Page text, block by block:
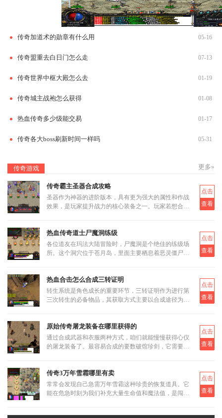
传奇加道术的勋章有什么用 05-16
传奇盟重去白日门怎么走 07-13
传奇世界中枢大殿怎么去 01-19
传奇城主战袍怎么获得 01-08
热血传奇多少级能交易 01-17
传奇各大boss刷新时间一样吗 05-31
传奇游戏 更多»
传奇霸主圣器合成攻略
圣器作为神器的进阶版本，具有更为强大的属性和作战
效果，是玩家提升战力的核心装备之一。玩家若想合成
点击
查看
热血传奇道士尸魔洞练级
各位道友在玛法大陆冒险时，尸魔洞是个绝佳的练级场
所。这个洞穴位于苍月岛，里面主要栖息着恶灵僵尸和
点击
查看
热血合击怎么合成三转证明
转生系统是角色成长的重要环节，三转证明作为进行第
三次转生的必备物品，其获取方式主要以合成途径为
点击
查看
原始传奇屠龙装备在哪里获得的
通过合成武器和衣服两种方式，咱们就能慢慢获得心仪
的屠龙装备了。最容易合成的要数破馆珍剑，它需要的
点击
查看
传奇3万年雪霜哪里有卖
常常会发现自己急需万年雪霜这种珍贵的恢复道具。它
能在危急时刻为我们补充大量生命值和魔法值，是闯荡
点击
查看